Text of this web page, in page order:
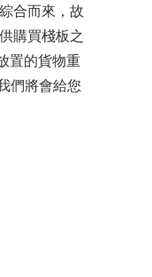
合而來，故
購買棧板之
置的貨物重
們將會給您